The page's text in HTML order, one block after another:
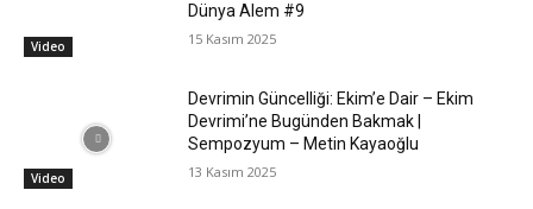
Video
Dünya Alem #9
15 Kasım 2025
Video
Devrimin Güncelliği: Ekim’e Dair – Ekim
Devrimi’ne Bugünden Bakmak |
Sempozyum – Metin Kayaoğlu
13 Kasım 2025